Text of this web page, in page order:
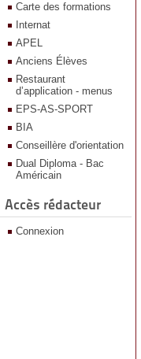
Carte des formations
Internat
APEL
Anciens Élèves
Restaurant
d’application - menus
EPS-AS-SPORT
BIA
Conseillère d'orientation
Dual Diploma - Bac
Américain
Accès rédacteur
Connexion